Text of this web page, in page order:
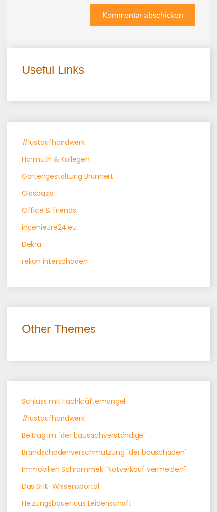
Useful Links
#lustaufhandwerk
Harmuth & Kollegen
Gartengestaltung Brunnert
Glasbasis
Office & friends
ingenieure24.eu
Dekra
rekon interschaden
Other Themes
Schluss mit Fachkräftemangel
#lustaufhandwerk
Beitrag im "der bausachverständige"
Brandschadenverschmutzung "der bauschaden"
Immobilien Schrammek "Notverkauf vermeiden"
Das SHK-Wissensportal
Heizungsbauer aus Leidenschaft